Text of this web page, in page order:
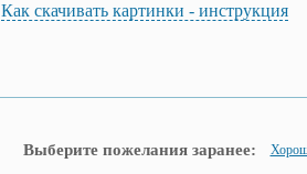
Как скачивать картинки - инструкция
Выберите пожелания заранее: